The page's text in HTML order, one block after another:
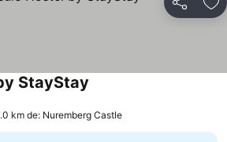
Compartir
StayStay
km de: Nuremberg Castle